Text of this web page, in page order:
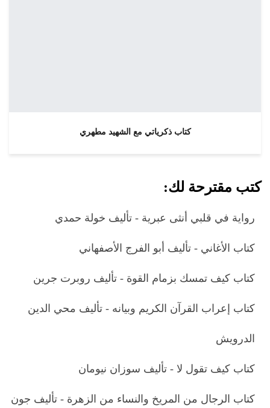
كتاب ذكرياتي مع الشهيد مطهري
كتب مقترحة لك:
رواية في قلبي أنثى عبرية - تأليف خولة حمدي
كتاب الأغاني - تأليف أبو الفرج الأصفهاني
كتاب كيف تمسك بزمام القوة - تأليف روبرت جرين
كتاب إعراب القرآن الكريم وبيانه - تأليف محي الدين
الدرويش
كتاب كيف تقول لا - تأليف سوزان نيومان
كتاب الرجال من المريخ والنساء من الزهرة - تأليف جون